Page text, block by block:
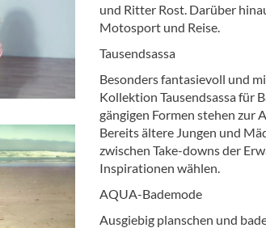
und Ritter Rost. Darüber
Motosport und Reise.
Tausendsassa
Besonders fantasievoll und
Kollektion Tausendsassa für
gängigen Formen stehen zur
Bereits ältere Jungen und
zwischen Take-downs der
Inspirationen wählen.
AQUA-Bademode
Ausgiebig planschen und